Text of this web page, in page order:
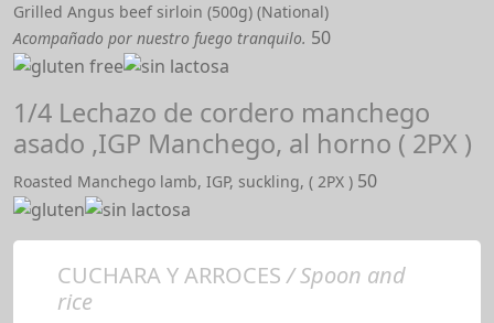
Grilled Angus beef sirloin (500g) (National)
Acompañado por nuestro fuego tranquilo. 50
1/4 Lechazo de cordero manchego
asado ,IGP Manchego, al horno ( 2PX )
Roasted Manchego lamb, IGP, suckling, ( 2PX ) 50
CUCHARA Y ARROCES/ Spoon and
rice